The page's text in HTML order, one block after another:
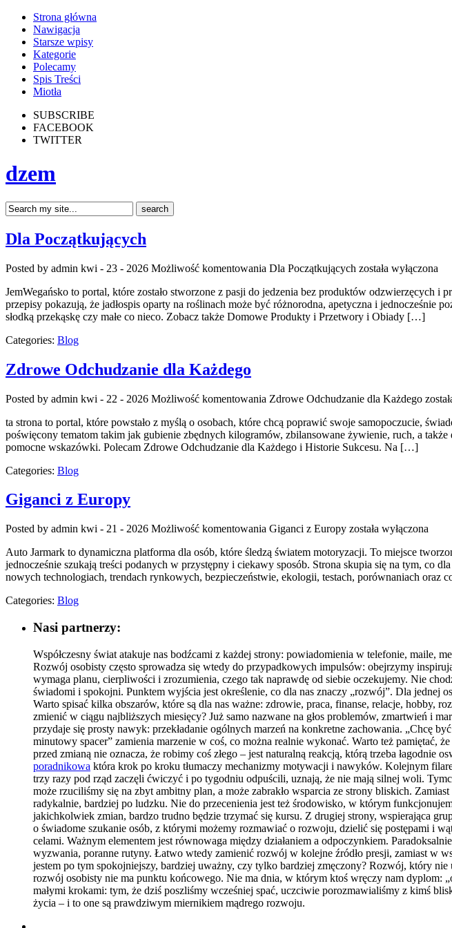
Strona główna
Nawigacja
Starsze wpisy
Kategorie
Polecamy
Spis Treści
Miotła
SUBSCRIBE
FACEBOOK
TWITTER
dzem
Dla Początkujących
Posted by admin kwi - 23 - 2026 Możliwość komentowania Dla Początkujących została wyłączona
JemWegańsko to portal, które zostało stworzone z pasji do jedzenia bez produktów odzwierzęcych
przepisy pokazują, że jadłospis oparty na roślinach może być różnorodna, apetyczna i
słodką przekąskę czy małe co nieco. Zobacz także Domowe Produkty i Przetwory i Obiady […]
Categories: Blog
Zdrowe Odchudzanie dla Każdego
Posted by admin kwi - 22 - 2026 Możliwość komentowania Zdrowe Odchudzanie dla Każdego
ta strona to portal, które powstało z myślą o osobach, które chcą poprawić swoje samopoczucie,
poświęcony tematom takim jak gubienie zbędnych kilogramów, zbilansowane żywienie, ruch, a
pomocne wskazówki. Polecam Zdrowe Odchudzanie dla Każdego i Historie Sukcesu. Na […]
Categories: Blog
Giganci z Europy
Posted by admin kwi - 21 - 2026 Możliwość komentowania Giganci z Europy została wyłączona
Auto Jarmark to dynamiczna platforma dla osób, które śledzą światem motoryzacji. To miejsce
jednocześnie szukają treści podanych w przystępny i ciekawy sposób. Strona skupia się na tym, co
nowych technologiach, trendach rynkowych, bezpieczeństwie, ekologii, testach, porównaniach oraz
Categories: Blog
Nasi partnerzy:
Współczesny świat atakuje nas bodźcami z każdej strony: powiadomienia w telefonie, maile,
Rozwój osobisty często sprowadza się wtedy do przypadkowych impulsów: obejrzymy
wymaga planu, cierpliwości i zrozumienia, czego tak naprawdę od siebie oczekujemy. Nie
świadomi i spokojni. Punktem wyjścia jest określenie, co dla nas znaczy „rozwój”. Dla jednej
Warto spisać kilka obszarów, które są dla nas ważne: zdrowie, praca, finanse, relacje, hobby,
zmienić w ciągu najbliższych miesięcy? Już samo nazwane na głos problemów, zmartwień i
przydaje się prosty nawyk: przekładanie ogólnych marzeń na konkretne zachowania. „Chcę
minutowy spacer” zamienia marzenie w coś, co można realnie wykonać. Warto też
przed zmianą nie oznacza, że robimy coś złego – jest naturalną reakcją, którą trzeba łagodnie
poradnikowa która krok po kroku tłumaczy mechanizmy motywacji i nawyków. Kolejnym
trzy razy pod rząd zaczęli ćwiczyć i po tygodniu odpuścili, uznają, że nie mają silnej woli.
może rzuciliśmy się na zbyt ambitny plan, a może zabrakło wsparcia ze strony bliskich.
radykalnie, bardziej po ludzku. Nie do przecenienia jest też środowisko, w którym
jakichkolwiek zmian, bardzo trudno będzie trzymać się kursu. Z drugiej strony, wspierająca
o świadome szukanie osób, z którymi możemy rozmawiać o rozwoju, dzielić się postępami i
celami. Ważnym elementem jest równowaga między działaniem a odpoczynkiem.
wyzwania, poranne rutyny. Łatwo wtedy zamienić rozwój w kolejne źródło presji, zamiast w
jestem po tym spokojniejszy, bardziej uważny, czy tylko bardziej zmęczony? Rozwój, który
rozwój osobisty nie ma punktu końcowego. Nie ma dnia, w którym ktoś wręczy nam dyplom:
małymi krokami: tym, że dziś poszliśmy wcześniej spać, uczciwie porozmawialiśmy z kimś
życia – i to one są prawdziwym miernikiem mądrego rozwoju.